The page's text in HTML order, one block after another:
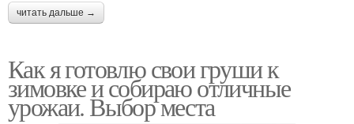
читать дальше →
Как я готовлю свои груши к
зимовке и собираю отличные
урожаи. Выбор места